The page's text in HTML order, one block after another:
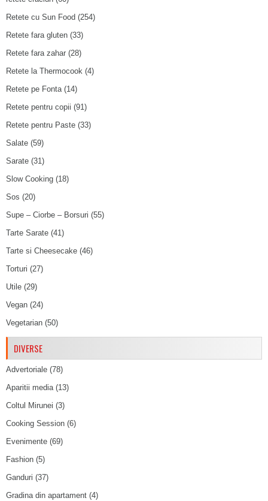
Retete cu Sun Food (254)
Retete fara gluten (33)
Retete fara zahar (28)
Retete la Thermocook (4)
Retete pe Fonta(14)
Retete pentru copii (91)
Retete pentru Paste (33)
Salate (59)
Sarate (31)
Slow Cooking (18)
Sos (20)
Supe – Ciorbe – Borsuri (55)
Tarte Sarate (41)
Tarte si Cheesecake (46)
Torturi (27)
Utile (29)
Vegan (24)
Vegetarian (50)
DIVERSE
Advertoriale (78)
Aparitii media(13)
Coltul Mirunei (3)
Cooking Session (6)
Evenimente (69)
Fashion (5)
Ganduri (37)
Gradina din apartament (4)